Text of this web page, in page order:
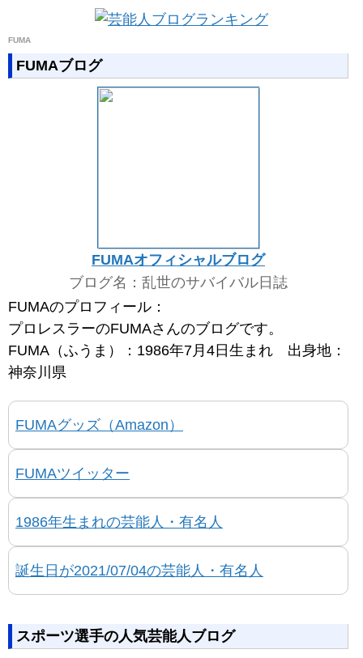
FUMA
FUMAブログ
FUMAオフィシャルブログ
ブログ名：乱世のサバイバル日誌
FUMAのプロフィール：
プロレスラーのFUMAさんのブログです。
FUMA（ふうま）：1986年7月4日生まれ 出身地：
神奈川県
FUMAグッズ（Amazon）
FUMAツイッター
1986年生まれの芸能人・有名人
誕生日が2021/07/04の芸能人・有名人
スポーツ選手の人気芸能人ブログ